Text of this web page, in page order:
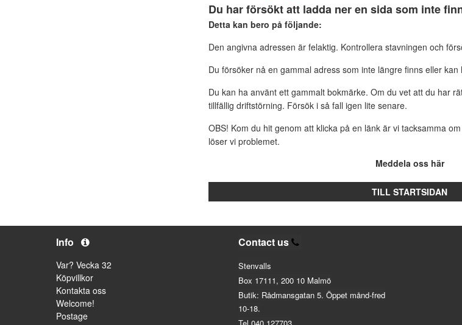
Du har försökt att ladda ner en sida som inte
Detta kan bero på följande:
Den angivna adressen är felaktig. Kontrollera stavningen och
Du försöker nå en gammal adress som inte längre finns eller kan
Du kan ha använt ett gammalt bokmärke. Om du vet att du har
tillfällig driftstörning. Försök i så fall igen lite senare.
OBS! Kom du hit genom att klicka på en länk är vi tacksamma
löser vi problemet.
Meddela oss här
TILL STARTSIDAN
Info
Var? Vecka 32
Köpvillkor
Kontakta oss
Welcome!
Postage
Contact us
Stenvalls
Box 17111, 200 10 Malmö
Butik: Rådmansgatan 5. Öppet månd-fred
10-18.